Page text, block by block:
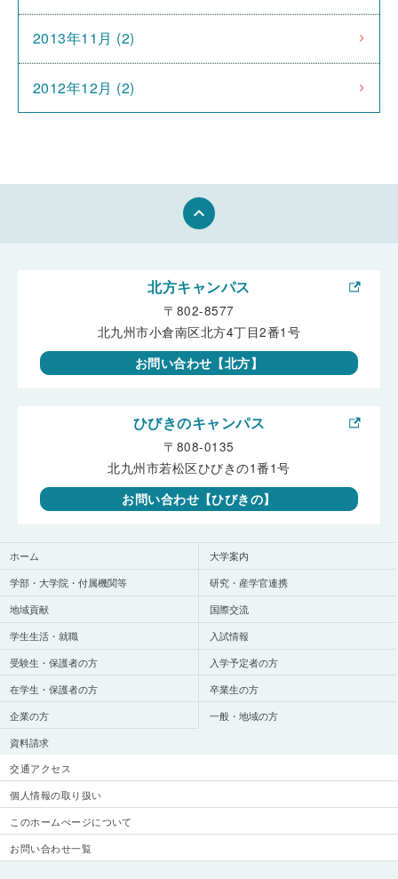
2013年11月 (2)
2012年12月 (2)
keyboard_arrow_up
ホーム
大学案内
学部・大学院・付属機関等
研究・産学官連携
地域貢献
国際交流
学生生活・就職
入試情報
受験生・保護者の方
入学予定者の方
在学生・保護者の方
卒業生の方
企業の方
一般・地域の方
資料請求
北方キャンパス
〒802-8577
北九州市小倉南区北方4丁目2番1号
お問い合わせ【北方】
ひびきのキャンパス
〒808-0135
北九州市若松区ひびきの1番1号
お問い合わせ【ひびきの】
交通アクセス
個人情報の取り扱い
このホームぺージについて
お問い合わせ一覧